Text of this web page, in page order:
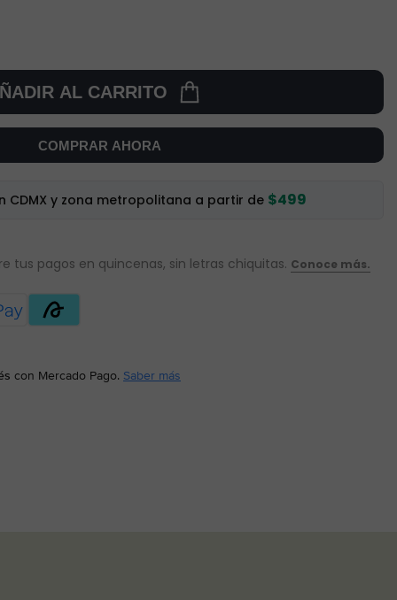
AL CARRITO
COMPRAR AHORA
CDMX y zona metropolitana a partir de $499
con Mercado Pago. Saber más